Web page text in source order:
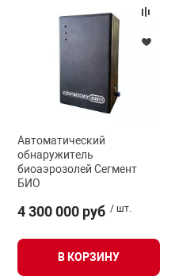
Автоматический
обнаружитель
биоаэрозолей Сегмент
БИО
4 300 000 руб / шт.
В КОРЗИНУ